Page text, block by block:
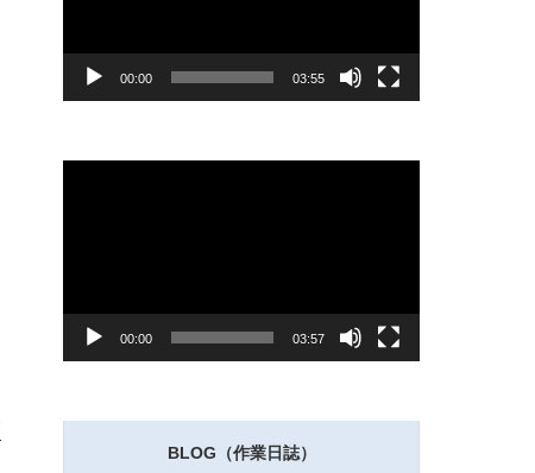
00:00 03:55
動
00:00 03:57
BLOG（作業日誌）